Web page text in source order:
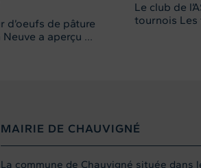
d’oeufs de pâture
a aperçu ...
Le club de
tournois Les
MAIRIE DE CHAUVIGNÉ
La commune de Chauvigné située